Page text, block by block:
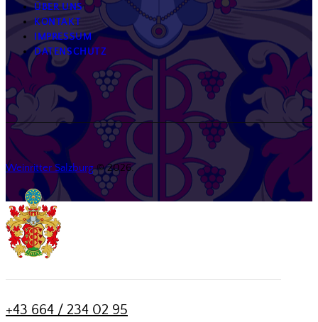
ÜBER UNS
KONTAKT
IMPRESSUM
DATENSCHUTZ
Weinritter Salzburg© 2026.
+43 664 / 234 02 95